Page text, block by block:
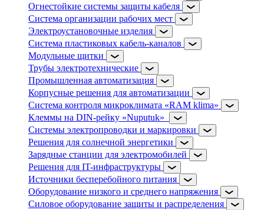
Огнестойкие системы защиты кабеля
Система организации рабочих мест
Электроустановочные изделия
Система пластиковых кабель-каналов
Модульные щитки
Трубы электротехнические
Промышленная автоматизация
Корпусные решения для автоматизации
Система контроля микроклимата «RAM klima»
Клеммы на DIN-рейку «Nuputuk»
Системы электропроводки и маркировки
Решения для солнечной энергетики
Зарядные станции для электромобилей
Решения для IT-инфраструктуры
Источники бесперебойного питания
Оборудование низкого и среднего напряжения
Силовое оборудование защиты и распределения